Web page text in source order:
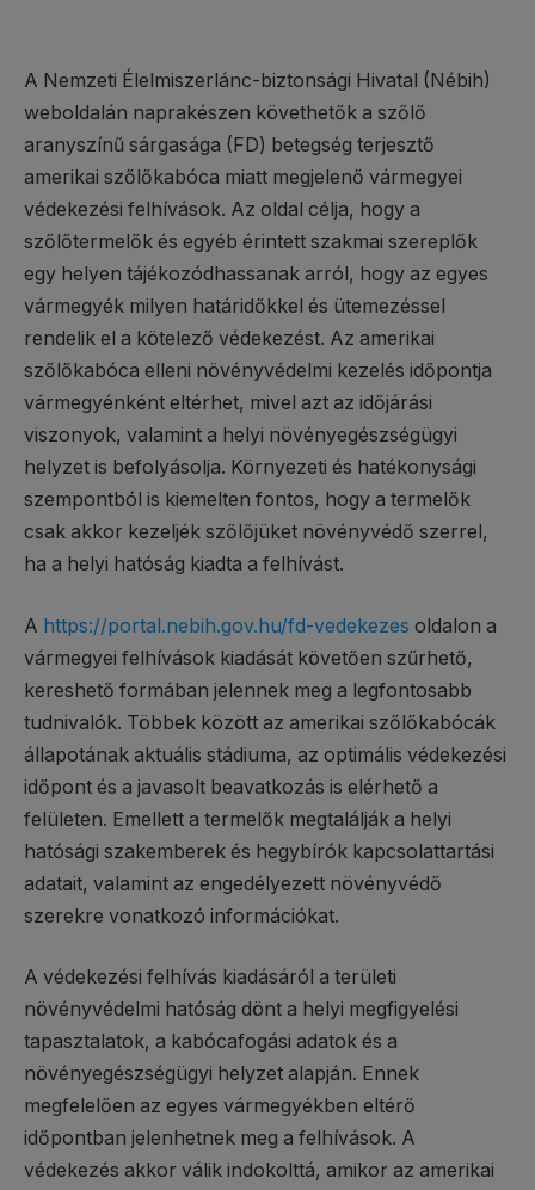
A Nemzeti Élelmiszerlánc-biztonsági Hivatal (Nébih)
weboldalán naprakészen követhetők a szőlő
aranyszínű sárgasága (FD) betegség terjesztő
amerikai szőlőkabóca miatt megjelenő vármegyei
védekezési felhívások. Az oldal célja, hogy a
szőlőtermelők és egyéb érintett szakmai szereplők
egy helyen tájékozódhassanak arról, hogy az egyes
vármegyék milyen határidőkkel és ütemezéssel
rendelik el a kötelező védekezést. Az amerikai
szőlőkabóca elleni növényvédelmi kezelés időpontja
vármegyénként eltérhet, mivel azt az időjárási
viszonyok, valamint a helyi növényegészségügyi
helyzet is befolyásolja. Környezeti és hatékonysági
szempontból is kiemelten fontos, hogy a termelők
csak akkor kezeljék szőlőjüket növényvédő szerrel,
ha a helyi hatóság kiadta a felhívást.
A https://portal.nebih.gov.hu/fd-vedekezes oldalon a
vármegyei felhívások kiadását követően szűrhető,
kereshető formában jelennek meg a legfontosabb
tudnivalók. Többek között az amerikai szőlőkabócák
állapotának aktuális stádiuma, az optimális védekezési
időpont és a javasolt beavatkozás is elérhető a
felületen. Emellett a termelők megtalálják a helyi
hatósági szakemberek és hegybírók kapcsolattartási
adatait, valamint az engedélyezett növényvédő
szerekre vonatkozó információkat.
A védekezési felhívás kiadásáról a területi
növényvédelmi hatóság dönt a helyi megfigyelési
tapasztalatok, a kabócafogási adatok és a
növényegészségügyi helyzet alapján. Ennek
megfelelően az egyes vármegyékben eltérő
időpontban jelenhetnek meg a felhívások. A
védekezés akkor válik indokolttá, amikor az amerikai